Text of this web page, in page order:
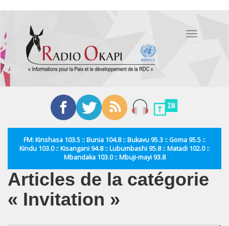
contenu
principal
Toggle
FM: Kinshasa 103.5 :: Bunia 104.8 :: Bukavu 95.3 :: Goma 95.5 ::
Kindu 103.0 :: Kisangani 94.8 :: Lubumbashi 95.8 :: Matadi 102.0 ::
Mbandaka 103.0 :: Mbuji-mayi 93.8
Articles de la catégorie
« Invitation »